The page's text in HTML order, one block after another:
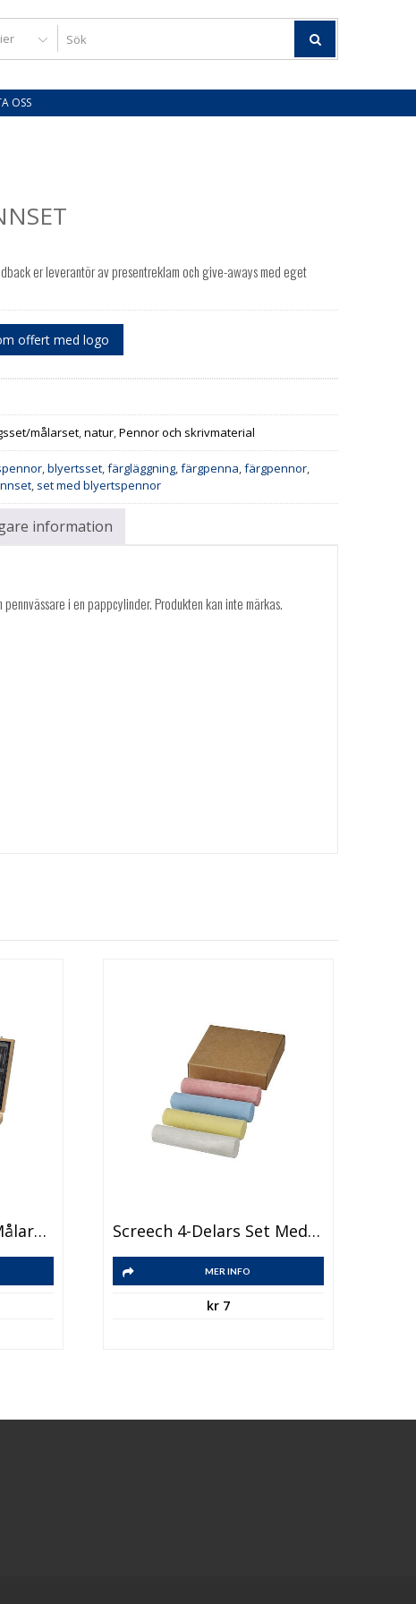
OSS
er leverantör av presentreklam och give-aways med eget
offert med logo
målarset,natur,Pennor och skrivmaterial
,blyertsset,färgläggning,färgpenna,färgpennor,
, set med blyertspennor
information
i en pappcylinder. Produkten kan inte märkas.
Rainbow 67-Delars Målarset Screech 4-Delars Set Med Kritor
MER INFO
kr 7